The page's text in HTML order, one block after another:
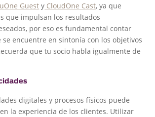
Guest y CloudOne Cast, ya que
que impulsan los resultados
por eso es fundamental contar
se encuentre en sintonía con los objetivos
que tu socio habla igualmente de
digitales y procesos físicos puede
la experiencia de los clientes. Utilizar